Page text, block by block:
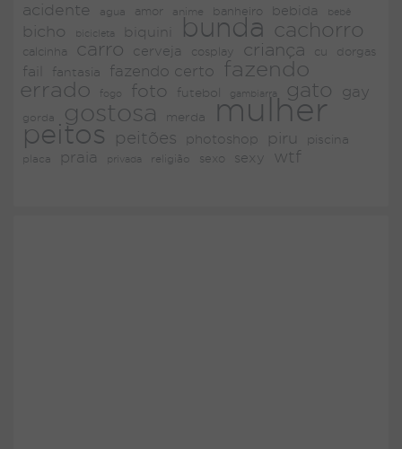
acidente agua amor anime banheiro bebida bebê
bicho bicicleta biquini bunda cachorro
calcinha carro cerveja cosplay criança cu dorgas
fail fantasia fazendo certo
fazendo
errado
fogo foto futebol gambiarra gato gay
gorda gostosa merda mulher
peitos peitões photoshop piru piscina
placa praia privada religião sexo sexy wtf